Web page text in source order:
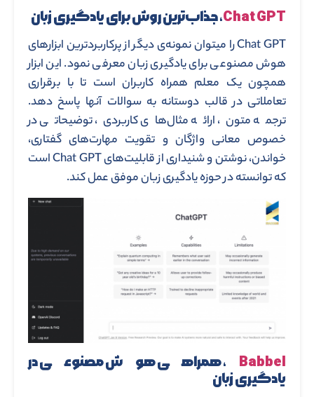
Chat GPT، جذاب‌ترین روش برای یادگیری زبان
Chat GPT را میتوان نمونه‌ی دیگر از پرکاربردترین ابزارهای
هوش مصنوعی برای یادگیری زبان معرفی نمود. این ابزار
همچون یک معلم همراه کاربران است تا با برقراری
تعاملاتی در قالب دوستانه به سوالات آنها پاسخ دهد.
ترجمه متون، ارائه مثال‌های کاربردی، توضیحاتی در
خصوص معانی واژگان و تقویت مهارت‌های گفتاری،
خواندن، نوشتن و شنیداری از قابلیت‌های Chat GPT است
که توانسته در حوزه یادگیری زبان موفق عمل کند.
Babbel ، همراهی هوش مصنوعی در
یادگیری زبان